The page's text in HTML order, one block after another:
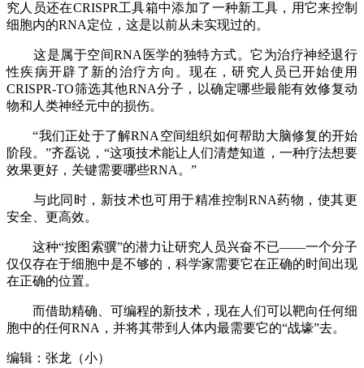
究人员还在CRISPR工具箱中添加了一种新工具，用它来控制
细胞内的RNA定位，这是以前从未实现过的。
这是属于空间RNA医学的独特方式。它为治疗神经退行
性疾病开辟了新的治疗方向。现在，研究人员已开始使用
CRISPR-TO筛选其他RNA分子，以确定哪些最能有效修复动
物和人类神经元中的损伤。
“我们正处于了解RNA空间组织如何帮助大脑修复的开始
阶段。”齐磊说，“这项技术能让人们清楚知道，一种疗法想要
效果更好，关键需要哪些RNA。”
与此同时，新技术也可用于精准控制RNA药物，使其更
安全、更高效。
这种“按图索骥”的潜力让研究人员兴奋不已——一个分子
仅仅存在于细胞中是不够的，科学家需要它在正确的时间出现
在正确的位置。
而借助精确、可编程的新技术，现在人们可以靶向任何细
胞中的任何RNA，并将其带到人体内最需要它的“战壕”去。
编辑：张龙（小）